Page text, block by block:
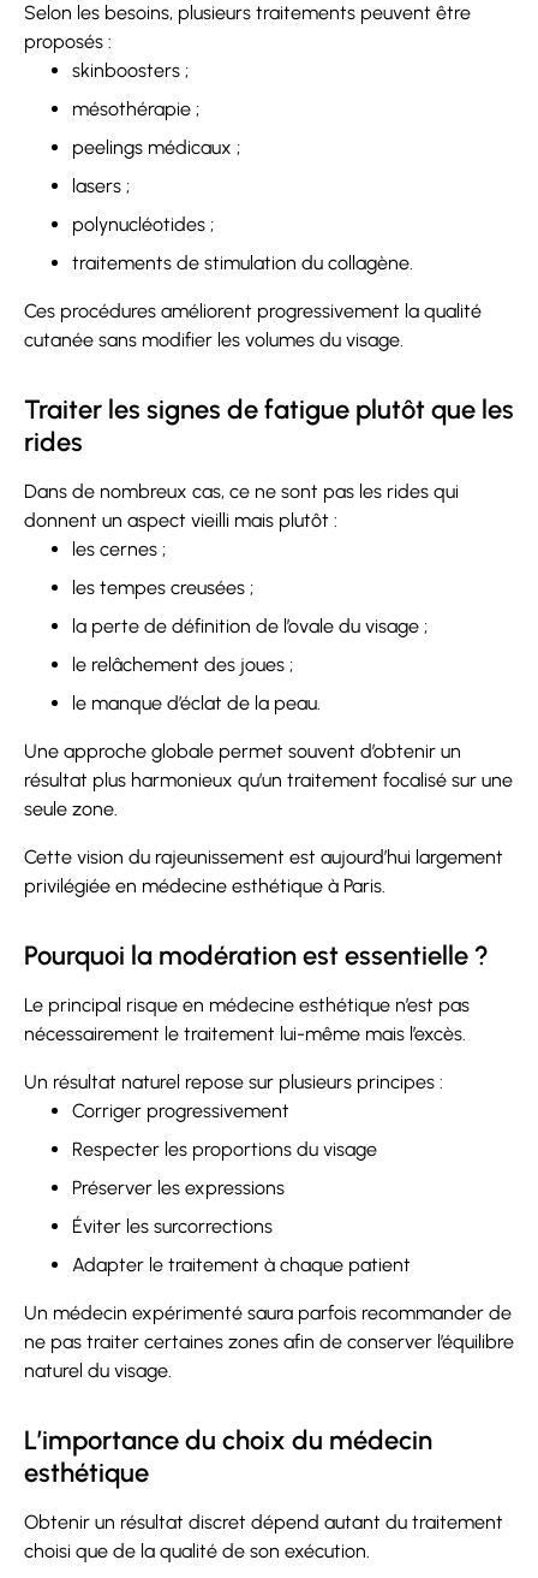
Selon les besoins, plusieurs traitements peuvent être
proposés :
skinboosters ;
mésothérapie ;
peelings médicaux ;
lasers ;
polynucléotides ;
traitements de stimulation du collagène.
Ces procédures améliorent progressivement la qualité
cutanée sans modifier les volumes du visage.
Traiter les signes de fatigue plutôt que les
rides
Dans de nombreux cas, ce ne sont pas les rides qui
donnent un aspect vieilli mais plutôt :
les cernes ;
les tempes creusées ;
la perte de définition de l’ovale du visage ;
le relâchement des joues ;
le manque d’éclat de la peau.
Une approche globale permet souvent d’obtenir un
résultat plus harmonieux qu’un traitement focalisé sur une
seule zone.
Cette vision du rajeunissement est aujourd’hui largement
privilégiée en médecine esthétique à Paris.
Pourquoi la modération est essentielle ?
Le principal risque en médecine esthétique n’est pas
nécessairement le traitement lui-même mais l’excès.
Un résultat naturel repose sur plusieurs principes :
Corriger progressivement
Respecter les proportions du visage
Préserver les expressions
Éviter les surcorrections
Adapter le traitement à chaque patient
Un médecin expérimenté saura parfois recommander de
ne pas traiter certaines zones afin de conserver l’équilibre
naturel du visage.
L’importance du choix du médecin
esthétique
Obtenir un résultat discret dépend autant du traitement
choisi que de la qualité de son exécution.